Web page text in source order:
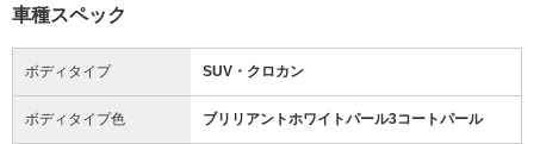
車種スペック
ボディタイプ SUV・クロカン
ボディタイプ色 ブリリアントホワイトパール3コートパール